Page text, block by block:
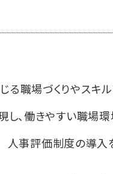
職場づくりやスキ
し、働きやすい職
人事評価制度の導入